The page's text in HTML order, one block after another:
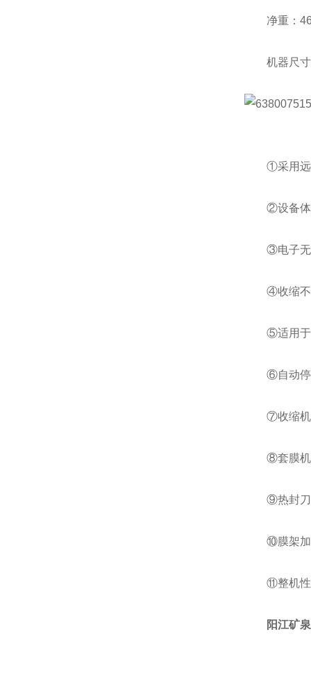
净重：
机器尺寸
①采用远
②设备体型
③电子无
④收缩不影
⑤适用于规
⑥自动停机
⑦收缩机的
⑧套膜机切
⑨热封刀采
⑩膜架加有
⑪整机性能
阳江矿